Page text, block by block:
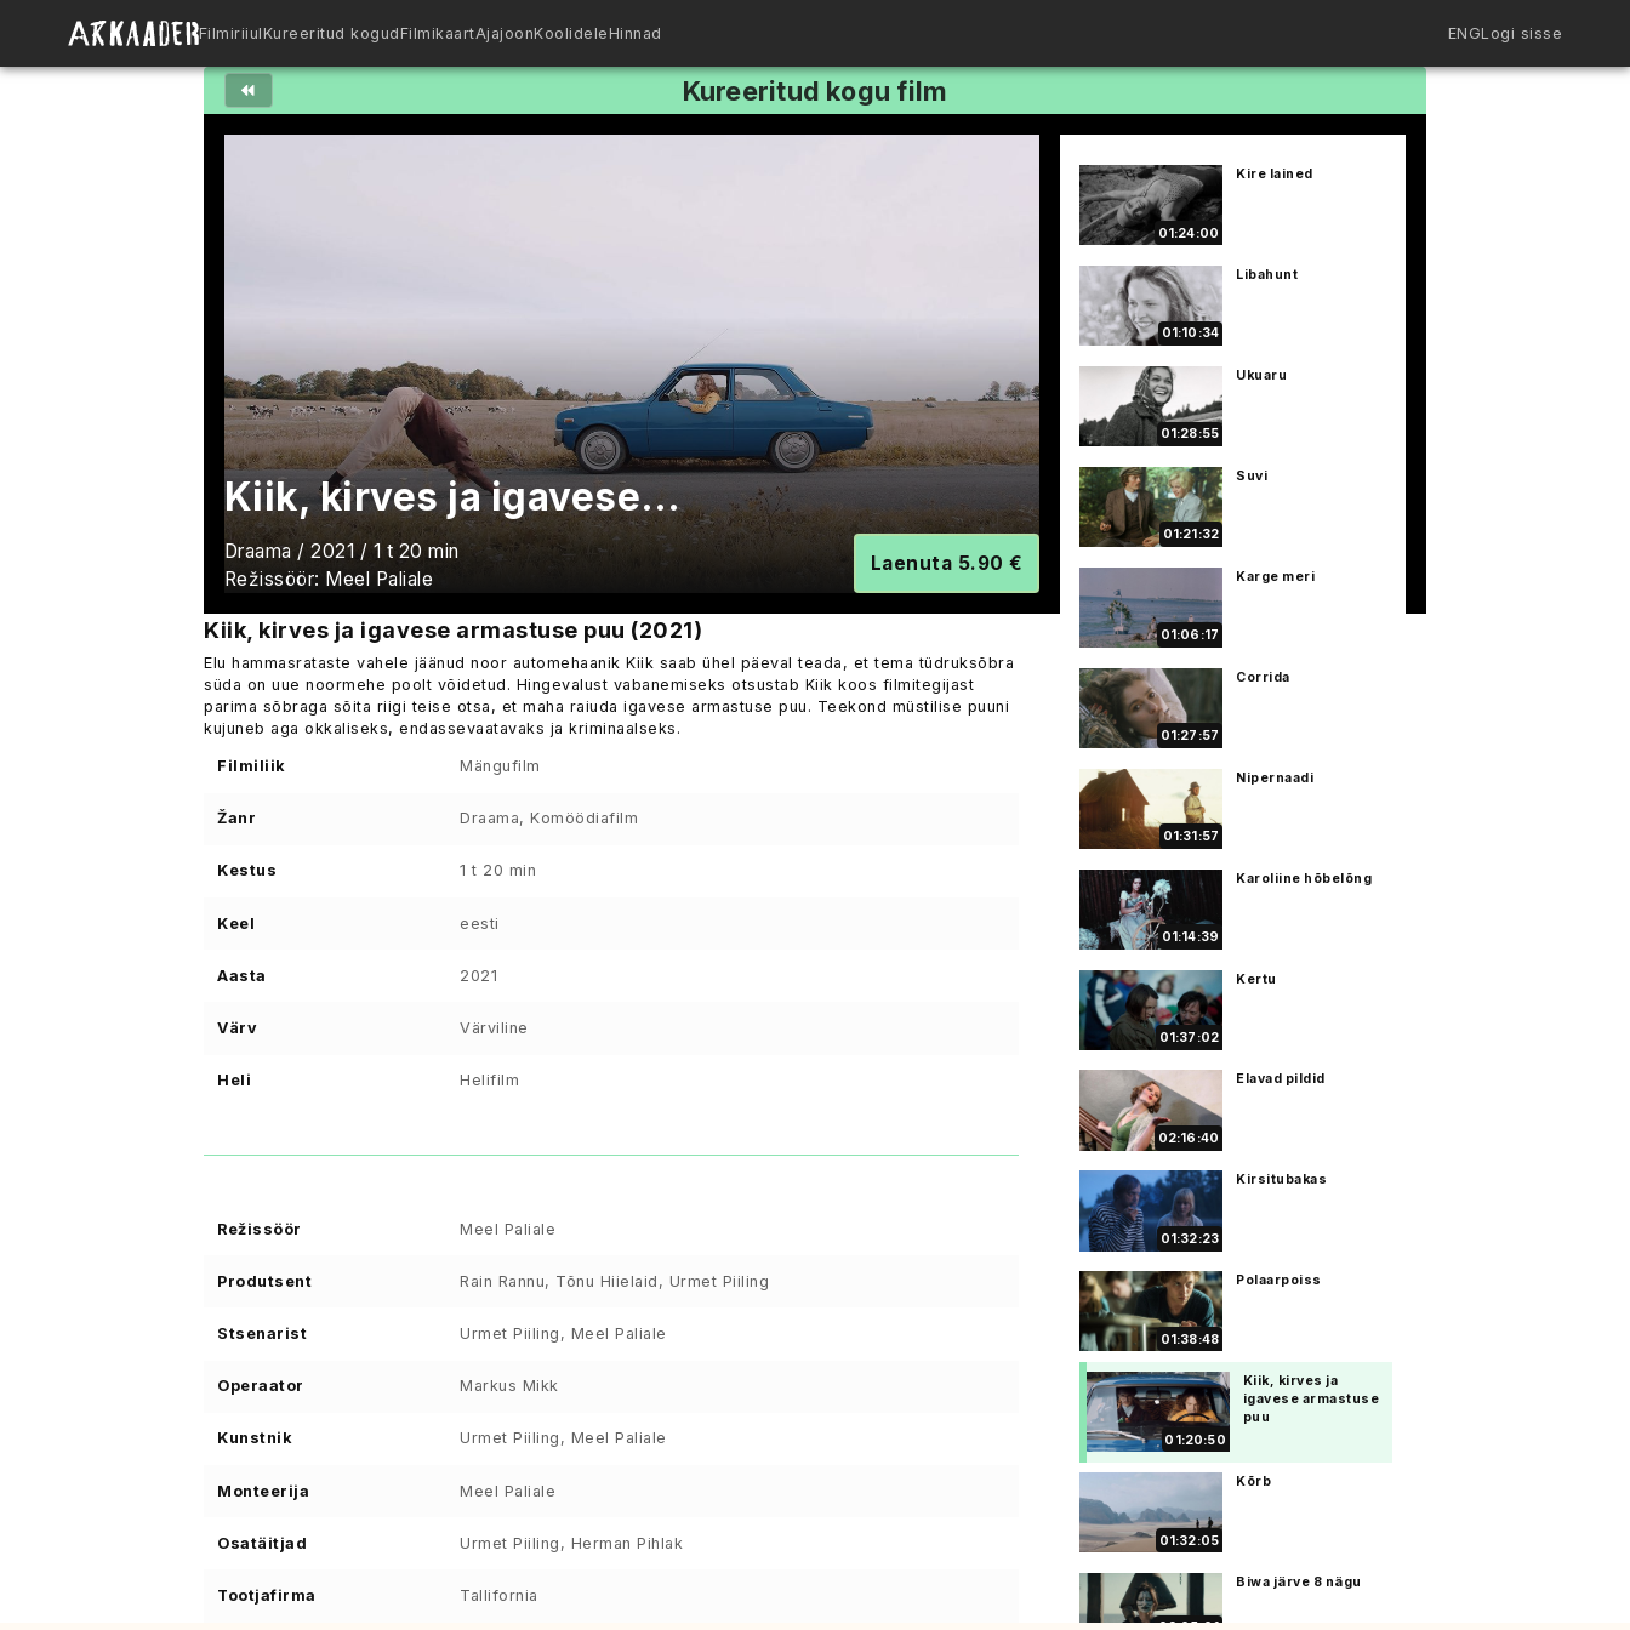
Filmiriiul Kureeritud kogud FilmikaartAjajoonKoolidele Hinnad ENGLogi sisse
Kureeritud kogu film
Kiik, kirves ja igavese
armastuse puu
Draama / 2021 / 1 t 20 min
Režissöör: Meel Paliale
Laenuta 5.90 €
Kiik, kirves ja igavese armastuse puu (2021)
Elu hammasrataste vahele jäänud noor automehaanik Kiik saab ühel päeval teada, et tema tüdruksõbra
süda on uue noormehe poolt võidetud. Hingevalust vabanemiseks otsustab Kiik koos filmitegijast
parima sõbraga sõita riigi teise otsa, et maha raiuda igavese armastuse puu. Teekond müstilise puuni
kujuneb aga okkaliseks, endassevaatavaks ja kriminaalseks.
Filmiliik Mängufilm
Žanr Draama, Komöödiafilm
Kestus 1 t 20 min
Keel eesti
Aasta 2021
Värv Värviline
Heli Helifilm
Režissöör Meel Paliale
Produtsent Rain Rannu, Tõnu Hiielaid, Urmet Piiling
Stsenarist Urmet Piiling, Meel Paliale
Operaator Markus Mikk
Kunstnik Urmet Piiling, Meel Paliale
Monteerija Meel Paliale
Osatäitjad Urmet Piiling, Herman Pihlak
Tootjafirma Tallifornia
01:24:00
Kire lained
01:10:34
Libahunt
01:28:55
Ukuaru
01:21:32
Suvi
01:06:17
Karge meri
01:27:57
Corrida
01:31:57
Nipernaadi
01:14:39
Karoliine hõbelõng
01:37:02
Kertu
02:16:40
Elavad pildid
01:32:23
Kirsitubakas
01:38:48
Polaarpoiss
01:20:50
Kiik, kirves ja
igavese armastuse
puu
01:32:05
Kõrb
Biwa järve 8 nägu